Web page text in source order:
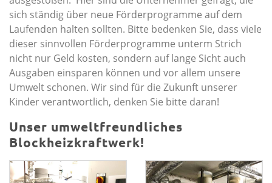
sich ständig über neue Förderprogramme auf dem
Laufenden halten sollten. Bitte bedenken Sie, dass viele
dieser sinnvollen Förderprogramme unterm Strich
nicht nur Geld kosten, sondern auf lange Sicht auch
Ausgaben einsparen können und vor allem unsere
Umwelt schonen. Wir sind für die Zukunft unserer
Kinder verantwortlich, denken Sie bitte daran!
Unser umweltfreundliches
Blockheizkraftwerk!